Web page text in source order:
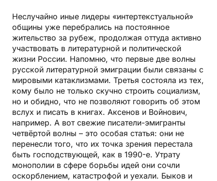
Неслучайно иные лидеры «интертекстуальной»
общины уже перебрались на постоянное
жительство за рубеж, продолжая оттуда активно
участвовать в литературной и политической
жизни России. Напомню, что первые две волны
русской литературной эмиграции были связаны с
мировыми катаклизмами. Третья состояла из тех,
кому было не только скучно строить социализм,
но и обидно, что не позволяют говорить об этом
вслух и писать в книгах. Аксенов и Войнович,
например. А вот свежие писатели-эмигранты
четвёртой волны – это особая статья: они не
перенесли того, что их точка зрения перестала
быть господствующей, как в 1990-е. Утрату
монополии в сфере борьбы идей они сочли
оскорблением, катастрофой и уехали. Быков и